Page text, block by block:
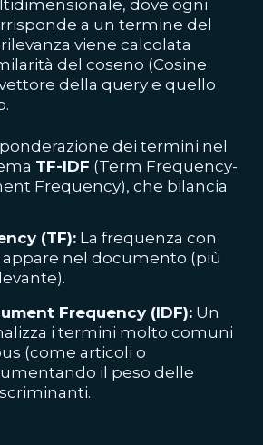
dove ogni
a un termine del
viene calcolata
del coseno (Cosine
della query e quello
dei termini nel
TF-IDF (Term Frequency-
Frequency), che bilancia
(TF): La frequenza con
nel documento (più
Frequency (IDF): Un
i termini molto comuni
(come articoli o
il peso delle